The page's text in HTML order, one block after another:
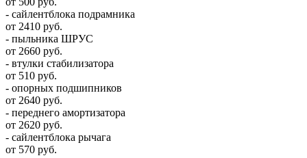
- сайлентблока подрамника
от 2410 руб.
- пыльника ШРУС
от 2660 руб.
- втулки стабилизатора
от 510 руб.
- опорных подшипников
от 2640 руб.
- переднего амортизатора
от 2620 руб.
- сайлентблока рычага
от 570 руб.